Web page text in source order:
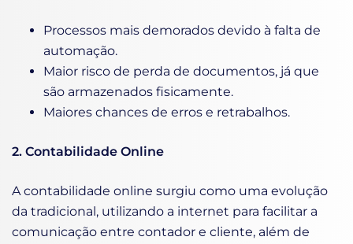
Processos mais demorados devido à falta de
automação.
Maior risco de perda de documentos, já que
são armazenados fisicamente.
Maiores chances de erros e retrabalhos.
2. Contabilidade Online
A contabilidade online surgiu como uma evolução
da tradicional, utilizando a internet para facilitar a
comunicação entre contador e cliente, além de